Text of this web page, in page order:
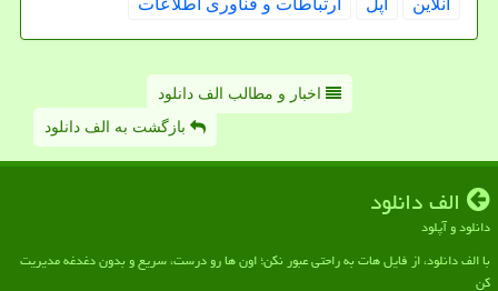
آنلاین
اپل ارتباطات و فناوری اطلاعات
اخبار و مطالب الف دانلود
بازگشت به الف دانلود
الف دانلود
دانلود و آپلود
با الف دانلود، از فایل هات به راحتی عبور نکن؛ اون ها رو درست، سریع و بدون دغدغه مدیریت
کن